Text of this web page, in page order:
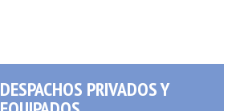
DESPACHOS PRIVADOS Y